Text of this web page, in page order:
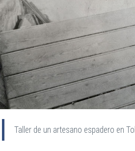
Taller de un artesano espadero en